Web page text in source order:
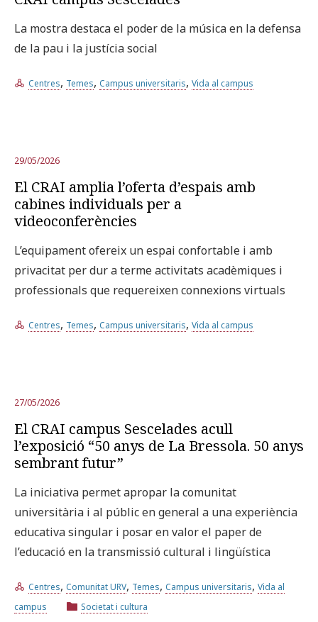
La mostra destaca el poder de la música en la defensa
de la pau i la justícia social
Centres, Temes, Campus universitaris, Vida al campus
29/05/2026
El CRAI amplia l’oferta d’espais amb
cabines individuals per a
videoconferències
L’equipament ofereix un espai confortable i amb
privacitat per dur a terme activitats acadèmiques i
professionals que requereixen connexions virtuals
Centres, Temes, Campus universitaris, Vida al campus
27/05/2026
El CRAI campus Sescelades acull
l’exposició “50 anys de La Bressola. 50 anys
sembrant futur”
La iniciativa permet apropar la comunitat
universitària i al públic en general a una experiència
educativa singular i posar en valor el paper de
l’educació en la transmissió cultural i lingüística
Centres, Comunitat URV, Temes, Campus universitaris, Vida al
campus
Societat i cultura